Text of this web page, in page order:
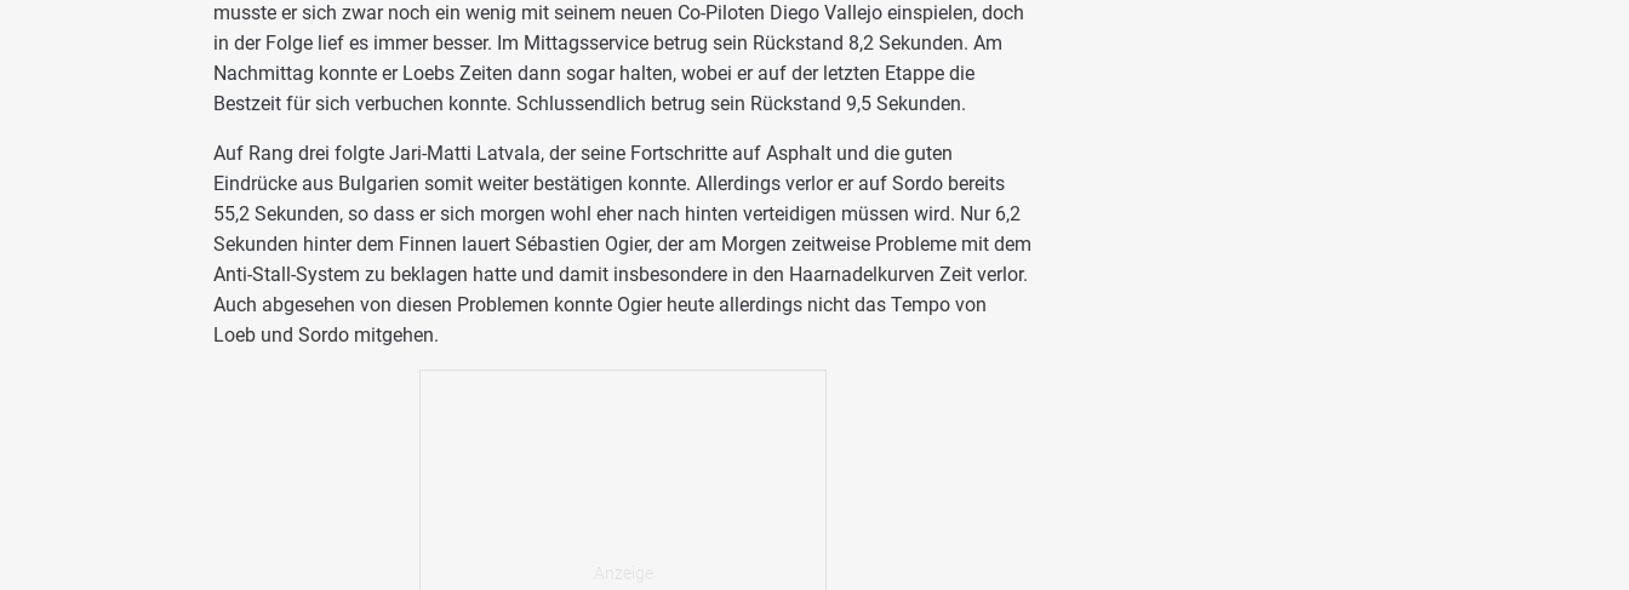
musste er sich zwar noch ein wenig mit seinem neuen Co-Piloten Diego Vallejo einspielen, doch
in der Folge lief es immer besser. Im Mittagsservice betrug sein Rückstand 8,2 Sekunden. Am
Nachmittag konnte er Loebs Zeiten dann sogar halten, wobei er auf der letzten Etappe die
Bestzeit für sich verbuchen konnte. Schlussendlich betrug sein Rückstand 9,5 Sekunden.
Auf Rang drei folgte Jari-Matti Latvala, der seine Fortschritte auf Asphalt und die guten
Eindrücke aus Bulgarien somit weiter bestätigen konnte. Allerdings verlor er auf Sordo bereits
55,2 Sekunden, so dass er sich morgen wohl eher nach hinten verteidigen müssen wird. Nur 6,2
Sekunden hinter dem Finnen lauert Sébastien Ogier, der am Morgen zeitweise Probleme mit dem
Anti-Stall-System zu beklagen hatte und damit insbesondere in den Haarnadelkurven Zeit verlor.
Auch abgesehen von diesen Problemen konnte Ogier heute allerdings nicht das Tempo von
Loeb und Sordo mitgehen.